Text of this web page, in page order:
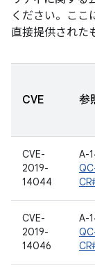
ください。ここ
直接提供された
CVE 参
CVE-
2019-
14044
A-
CVE-
2019-
14046
A-